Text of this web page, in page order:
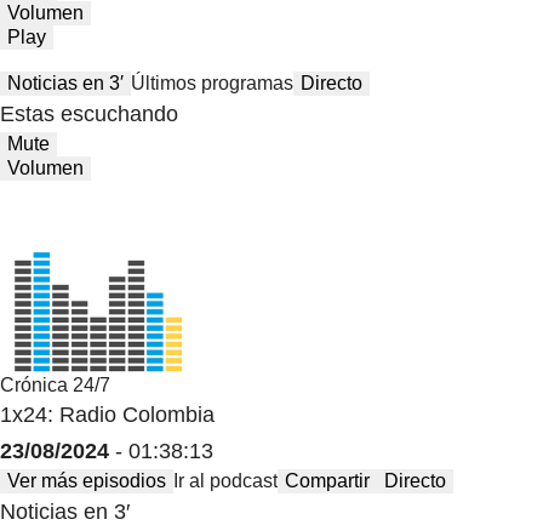
Volumen
Play
Noticias en 3′ Últimos programas Directo
Estas escuchando
Mute
Volumen
Crónica 24/7
1x24: Radio Colombia
23/08/2024 - 01:38:13
Ver más episodios Ir al podcast Compartir Directo
Noticias en 3′